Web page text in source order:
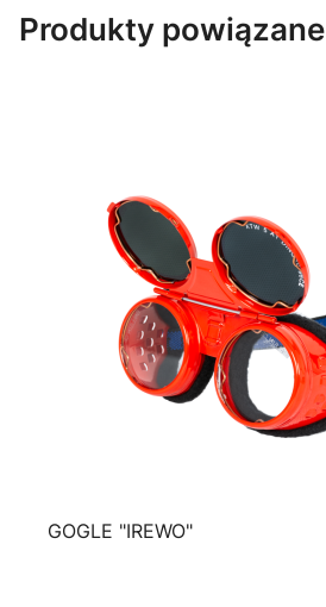
Produkty powiązane
GOGLE "IREWO"